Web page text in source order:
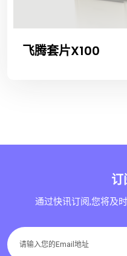
飞腾套片X100
订
通过快讯订阅,您将及